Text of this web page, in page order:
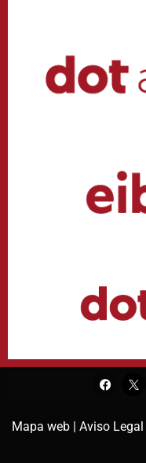
Mapa web | Aviso Legal |